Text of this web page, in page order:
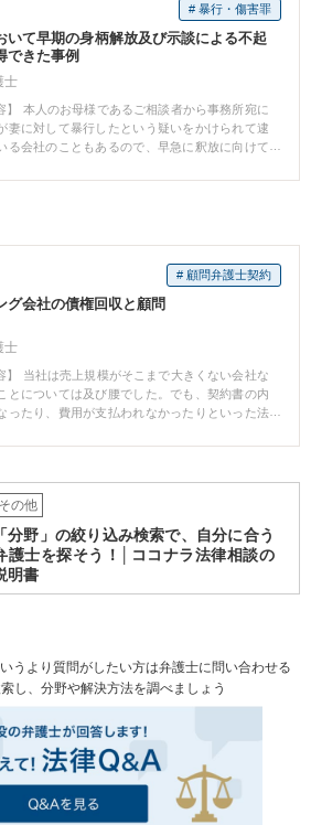
万円減額となり、50万円を支払いすることで解
# 暴行・傷害罪
いて早期の身柄解放及び示談による不起
できた事例
士
】 本人のお母様であるご相談者から事務所宛に
妻に対して暴行したという疑いをかけられて逮
る会社のこともあるので、早急に釈放に向けて
明し、すぐに逮捕された警察署に連絡を取り、
に取調べ対応等についてアドバイスを行い、最
をとったところ、奥様自身もご本人の身柄拘束
たので、その旨を録取し書面にまとめました。
作成いただき、勾留を阻止する意見書を検察官
と面会を行い、勾留請求却下を求めた結果、ご
事釈放されました。釈放後、奥様との間で示談
取下げ書を捜査機関に提出し、検察官に対して
終的には早期の身柄解放と不起訴処分を獲得す
ご本人と奥様は離婚する方向で話が進んでいく
# 顧問弁護士契約
グ会社の債権回収と顧問
士
】 当社は売上規模がそこまで大きくない会社な
とについては及び腰でした。でも、契約書の内
ったり、費用が支払われなかったりといった法
東京スタートアップ法律事務所に相談したとこ
はなく、督促状の送付や契約書のレビュー、法
てくださいます。相談を持ちかけた時のレスポ
つです。 【コメント】 中小企業だからといっ
いう理由はありません。むしろ、小さな会社の
契約書の穴を突かれたりして、対価が支払われ
す。まずはそうならないようにビジネスモデル
柔軟に対応していくということがベストである
その他
「分野」の絞り込み検索で、自分に合う
護士を探そう！│ココナラ法律相談の
明書
うより質問がしたい方は弁護士に問い合わせる
し、分野や解決方法を調べましょう